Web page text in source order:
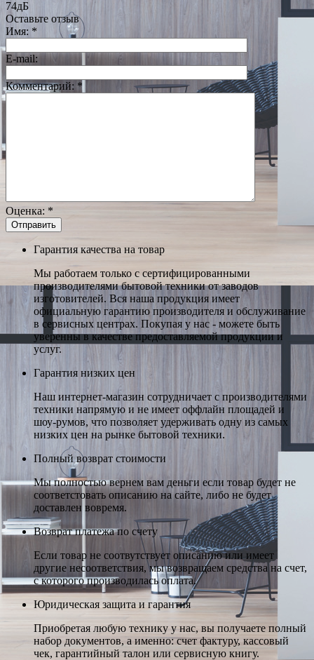
74дБ
Оставьте отзыв
Имя: *
E-mail:
Комментарий: *
Оценка: *
Гарантия качества на товар
Мы работаем только с сертифицированными
производителями бытовой техники от заводов
изготовителей. Вся наша продукция имеет
официальную гарантию производителя и обслуживание
в сервисных центрах. Покупая у нас - можете быть
уверенны в качестве предоставляемой продукции и
услуг.
Гарантия низких цен
Наш интернет-магазин сотрудничает с производителями
техники напрямую и не имеет оффлайн площадей и
шоу-румов, что позволяет удерживать одну из самых
низких цен на рынке бытовой техники.
Полный возврат стоимости
Мы полностью вернем вам деньги если товар будет не
соответстовать описанию на сайте, либо не будет
доставлен вовремя.
Возврат платежа по счету
Если товар не соотвутствует описанию или имеет
другие несоответствия, мы возвращаем средства на счет,
с которого производилась оплата.
Юридическая защита и гарантия
Приобретая любую технику у нас, вы получаете полный
набор документов, а именно: счет фактуру, кассовый
чек, гарантийный талон или сервисную книгу.